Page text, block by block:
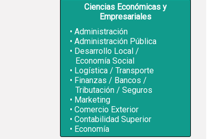
Ciencias Económicas y
Empresariales
Administración
Administración Pública
Desarrollo Local /
Economía Social
Logística / Transporte
Finanzas / Bancos /
Tributación / Seguros
Marketing
Comercio Exterior
Contabilidad Superior
Economía